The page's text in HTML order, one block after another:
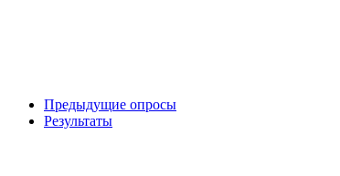
Предыдущие опросы
Результаты